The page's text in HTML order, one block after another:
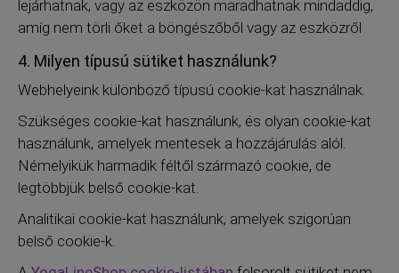
lejárhatnak, vagy az eszközön maradhatnak mindaddig,
amíg nem törli őket a böngészőből vagy az eszközről
4. Milyen típusú sütiket használunk?
Webhelyeink különböző típusú cookie-kat használnak.
Szükséges cookie-kat használunk, és olyan cookie-kat
használunk, amelyek mentesek a hozzájárulás alól.
Némelyikük harmadik féltől származó cookie, de
legtöbbjük belső cookie-kat.
Analitikai cookie-kat használunk, amelyek szigorúan
belső cookie-k.